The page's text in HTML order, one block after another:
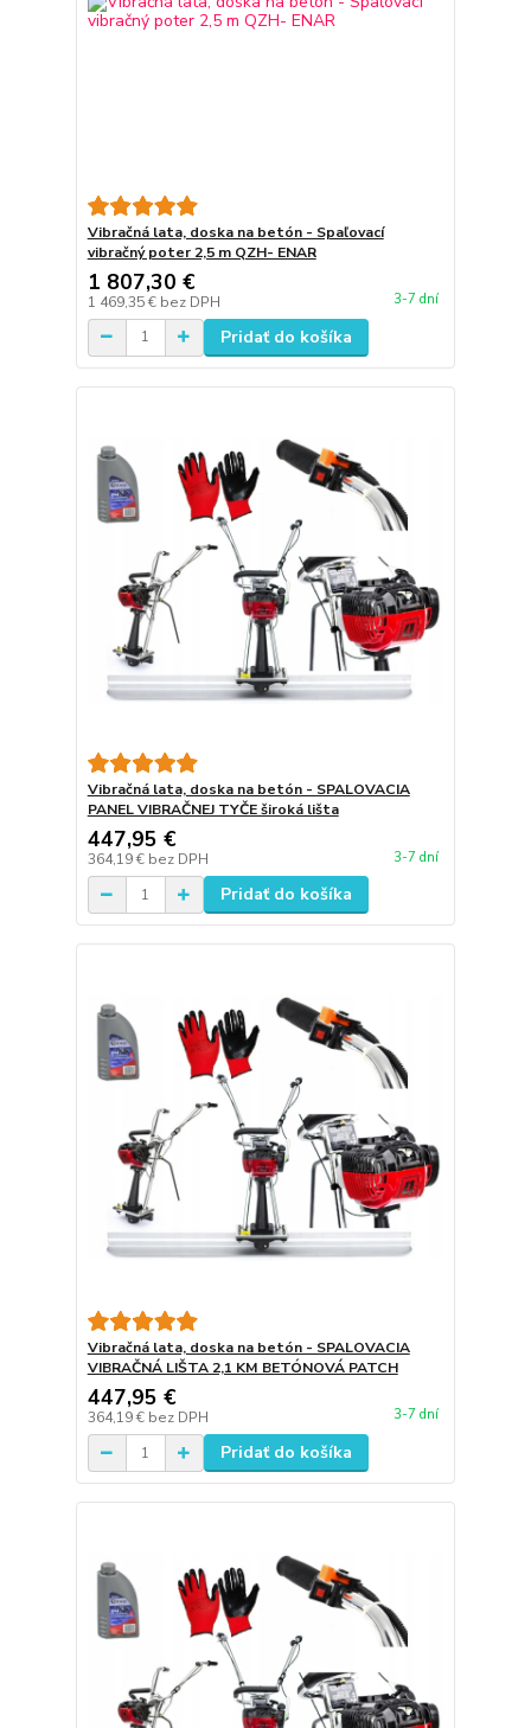
Vibračná lata, doska na betón - Spaľovací
vibračný poter 2,5 m QZH- ENAR
1 807,30 €
1 469,35 € bez DPH 3-7 dní
Pridať do košíka
Vibračná lata, doska na betón - SPALOVACIA
PANEL VIBRAČNEJ TYČE široká lišta
447,95 €
364,19 € bez DPH 3-7 dní
Pridať do košíka
Vibračná lata, doska na betón - SPALOVACIA
VIBRAČNÁ LIŠTA 2,1 KM BETÓNOVÁ PATCH
447,95 €
364,19 € bez DPH 3-7 dní
Pridať do košíka